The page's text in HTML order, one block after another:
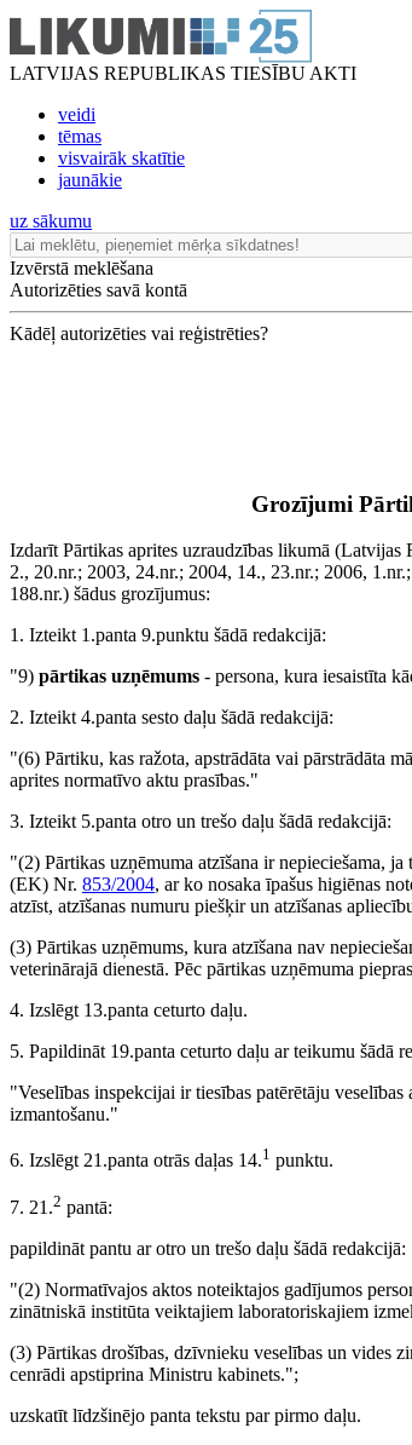
LATVIJAS REPUBLIKAS TIESĪBU AKTI
veidi
tēmas
visvairāk skatītie
jaunākie
uz sākumu
Izvērstā meklēšana
Autorizēties savā kontā
Kādēļ autorizēties vai reģistrēties?
Grozījumi
Izdarīt Pārtikas aprites uzraudzības likumā
2., 20.nr.; 2003, 24.nr.; 2004, 14., 23.nr.; 2006,
188.nr.) šādus grozījumus:
1. Izteikt 1.panta 9.punktu šādā redakcijā:
"9) pārtikas uzņēmums - persona, kura iesaistīta
2. Izteikt 4.panta sesto daļu šādā redakcijā:
"(6) Pārtiku, kas ražota, apstrādāta vai pārstrādāta
aprites normatīvo aktu prasības."
3. Izteikt 5.panta otro un trešo daļu šādā redakcijā:
"(2) Pārtikas uzņēmuma atzīšana ir nepieciešama,
(EK) Nr. 853/2004, ar ko nosaka īpašus higiēnas
atzīst, atzīšanas numuru piešķir un atzīšanas
(3) Pārtikas uzņēmums, kura atzīšana nav
veterinārajā dienestā. Pēc pārtikas uzņēmuma
4. Izslēgt 13.panta ceturto daļu.
5. Papildināt 19.panta ceturto daļu ar teikumu šādā
"Veselības inspekcijai ir tiesības patērētāju
izmantošanu."
6. Izslēgt 21.panta otrās daļas 14.1 punktu.
7. 21.2 pantā:
papildināt pantu ar otro un trešo daļu šādā redakcijā:
"(2) Normatīvajos aktos noteiktajos gadījumos
zinātniskā institūta veiktajiem laboratoriskajiem
(3) Pārtikas drošības, dzīvnieku veselības un vides
cenrādi apstiprina Ministru kabinets.";
uzskatīt līdzšinējo panta tekstu par pirmo daļu.